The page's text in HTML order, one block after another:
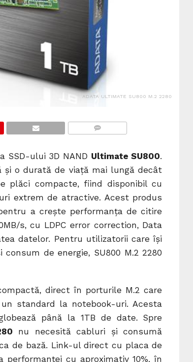
ADATA ULTIMATE SU800 M.2 2280
SSD-ului 3D NAND Ultimate SU800.
o durată de viață mai lungă decât
plăci compacte, fiind disponibil cu
extrem de atractive. Acest produs
a crește performanța de citire
s, cu LDPC error correction, Data
datelor. Pentru utilizatorii care își
de energie, SU800 M.2 2280
direct în porturile M.2 care
standard la notebook-uri. Acesta
până la 1TB de date. Spre
nu necesită cabluri și consumă
de bază. Link-ul direct cu placa de
cu aproximativ 10%, în